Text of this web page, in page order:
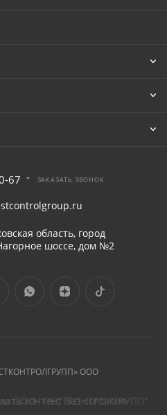
67 ЗАКАЗАТЬ ЗВОНОК
область, город
шоссе, дом №2
ООО
правообладателя компании ООО "ПЕСТКОНТРОЛГРУПП"